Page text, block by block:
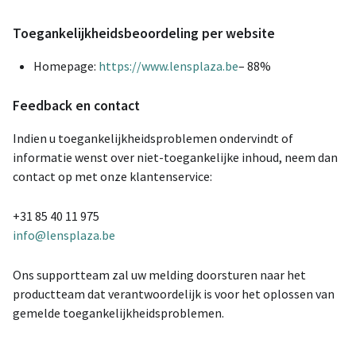
Toegankelijkheidsbeoordeling per website
Homepage: https://www.lensplaza.be– 88%
Feedback en contact
Indien u toegankelijkheidsproblemen ondervindt of
informatie wenst over niet-toegankelijke inhoud, neem dan
contact op met onze klantenservice:
+31 85 40 11 975
info@lensplaza.be
Ons supportteam zal uw melding doorsturen naar het
productteam dat verantwoordelijk is voor het oplossen van
gemelde toegankelijkheidsproblemen.